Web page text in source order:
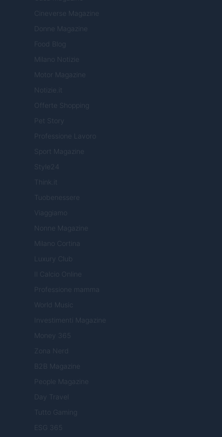
Cineverse Magazine
Donne Magazine
Food Blog
Milano Notizie
Motor Magazine
Notizie.it
Offerte Shopping
Pet Story
Professione Lavoro
Sport Magazine
Style24
Think.it
Tuobenessere
Viaggiamo
Nonne Magazine
Milano Cortina
Luxury Club
Il Calcio Online
Professione mamma
World Music
Investimenti Magazine
Money 365
Zona Nerd
B2B Magazine
People Magazine
Day Travel
Tutto Gaming
ESG 365